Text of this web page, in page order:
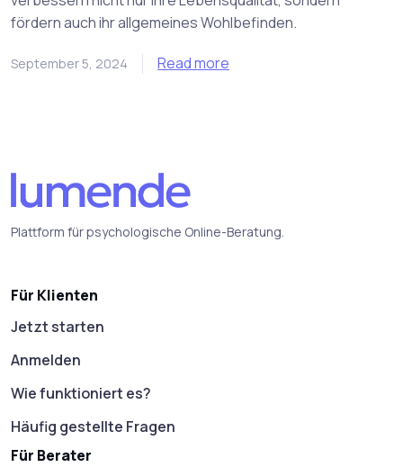
fördern auch ihr allgemeines Wohlbefinden.
September 5, 2024 Read more
Plattform für psychologische Online-Beratung.
Für Klienten
Jetzt starten
Anmelden
Wie funktioniert es?
Häufig gestellte Fragen
Für Berater